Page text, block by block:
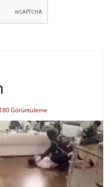
180 Görüntüleme